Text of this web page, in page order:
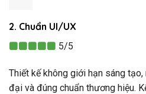
2. Chuẩn UI/UX
5/5
Thiết kế không giới hạn sáng
đại và đúng chuẩn thương hiệu.